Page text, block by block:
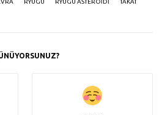
RYUGU RYUGU ASTEROIDI
TAKAT